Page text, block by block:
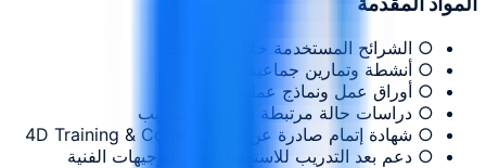
○ الشرائح المستخدمة خلال الجلسات
○ أنشطة وتمارين جماعية
○ أوراق عمل ونماذج عملية
○ دراسات حالة مرتبطة بموضوع التدريب
○ شهادة إتمام صادرة عن 4D Training & Consultancy
○ دعم بعد التدريب للاستفسارات والتوجيهات الفنية